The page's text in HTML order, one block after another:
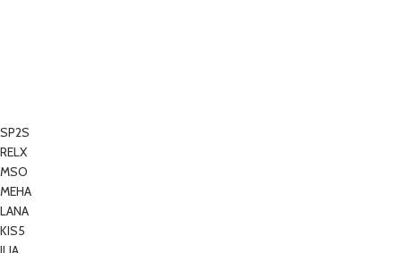
SP2S
RELX
MSO
MEHA
LANA
KIS5